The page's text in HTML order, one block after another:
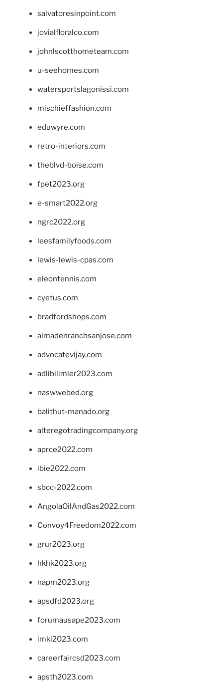
salvatoresinpoint.com
jovialfloralco.com
johnlscotthometeam.com
u-seehomes.com
watersportslagonissi.com
mischieffashion.com
eduwyre.com
retro-interiors.com
theblvd-boise.com
fpet2023.org
e-smart2022.org
ngrc2022.org
leesfamilyfoods.com
lewis-lewis-cpas.com
eleontennis.com
cyetus.com
bradfordshops.com
almadenranchsanjose.com
advocatevijay.com
adlibilimler2023.com
naswwebed.org
balithut-manado.org
alteregotradingcompany.org
aprce2022.com
ibie2022.com
sbcc-2022.com
AngolaOilAndGas2022.com
Convoy4Freedom2022.com
grur2023.org
hkhk2023.org
napm2023.org
apsdfd2023.org
forumausape2023.com
imkl2023.com
careerfaircsd2023.com
apsth2023.com